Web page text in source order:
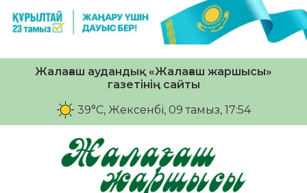
Жалағаш аудандық «Жалағаш жаршысы»
газетінің сайты
39°C, Жексенбі, 09 тамыз, 17:54